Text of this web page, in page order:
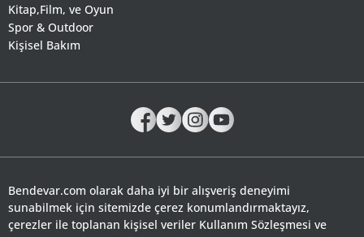
Kitap,Film, ve Oyun
Spor & Outdoor
Kişisel Bakım
Bendevar.com olarak daha iyi bir alışveriş deneyimi
sunabilmek için sitemizde çerez konumlandırmaktayız,
çerezler ile toplanan kişisel veriler Kullanım Sözleşmesi ve